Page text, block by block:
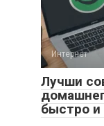
Интернет
Лучши
быстро и